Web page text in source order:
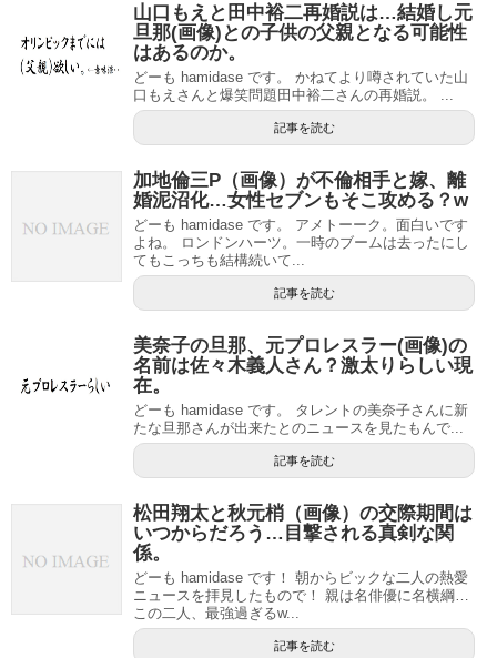
山口もえと田中裕二再婚説は…結婚し元
旦那(画像)との子供の父親となる可能性
はあるのか。
どーも hamidase です。 かねてより噂されていた山
口もえさんと爆笑問題田中裕二さんの再婚説。 ...
記事を読む
加地倫三P（画像）が不倫相手と嫁、離
婚泥沼化…女性セブンもそこ攻める？w
どーも hamidase です。 アメトーーク。面白いです
よね。 ロンドンハーツ。一時のブームは去ったにし
てもこっちも結構続いて...
記事を読む
美奈子の旦那、元プロレスラー(画像)の
名前は佐々木義人さん？激太りらしい現
在。
どーも hamidase です。 タレントの美奈子さんに新
たな旦那さんが出来たとのニュースを見たもんで...
記事を読む
松田翔太と秋元梢（画像）の交際期間は
いつからだろう…目撃される真剣な関
係。
どーも hamidase です！ 朝からビックな二人の熱愛
ニュースを拝見したもので！ 親は名俳優に名横綱…
この二人、最強過ぎるw...
記事を読む